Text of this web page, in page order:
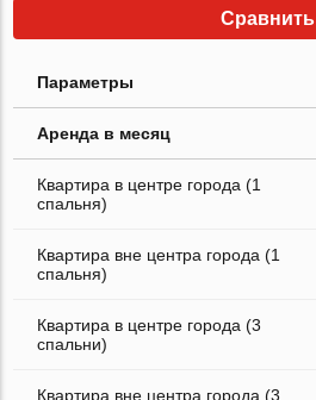
Сравнить
Параметры
Аренда в месяц
Квартира в центре города (1
спальня)
Квартира вне центра города (1
спальня)
Квартира в центре города (3
спальни)
Квартира вне центра города (3